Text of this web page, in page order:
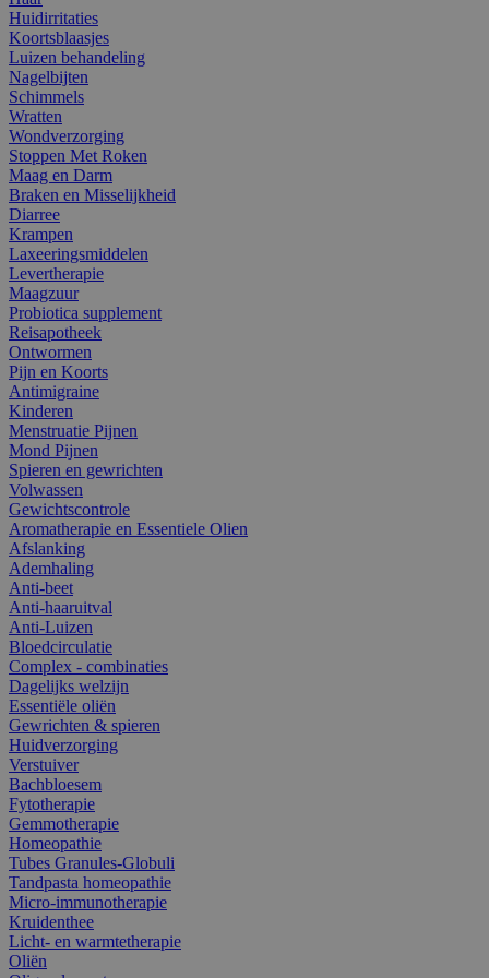
Huidirritaties
Koortsblaasjes
Luizen behandeling
Nagelbijten
Schimmels
Wratten
Wondverzorging
Stoppen Met Roken
Maag en Darm
Braken en Misselijkheid
Diarree
Krampen
Laxeeringsmiddelen
Levertherapie
Maagzuur
Probiotica supplement
Reisapotheek
Ontwormen
Pijn en Koorts
Antimigraine
Kinderen
Menstruatie Pijnen
Mond Pijnen
Spieren en gewrichten
Volwassen
Gewichtscontrole
Aromatherapie en Essentiele Olien
Afslanking
Ademhaling
Anti-beet
Anti-haaruitval
Anti-Luizen
Bloedcirculatie
Complex - combinaties
Dagelijks welzijn
Essentiële oliën
Gewrichten & spieren
Huidverzorging
Verstuiver
Bachbloesem
Fytotherapie
Gemmotherapie
Homeopathie
Tubes Granules-Globuli
Tandpasta homeopathie
Micro-immunotherapie
Kruidenthee
Licht- en warmtetherapie
Oliën